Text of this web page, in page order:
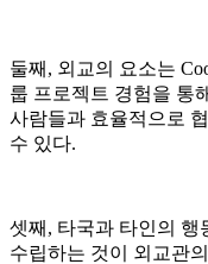
둘째, 외교의 요소는
룹 프로젝트 경험을 통
사람들과 효율적으로
수 있다.
셋째, 타국과 타인의 행
수립하는 것이 외교관